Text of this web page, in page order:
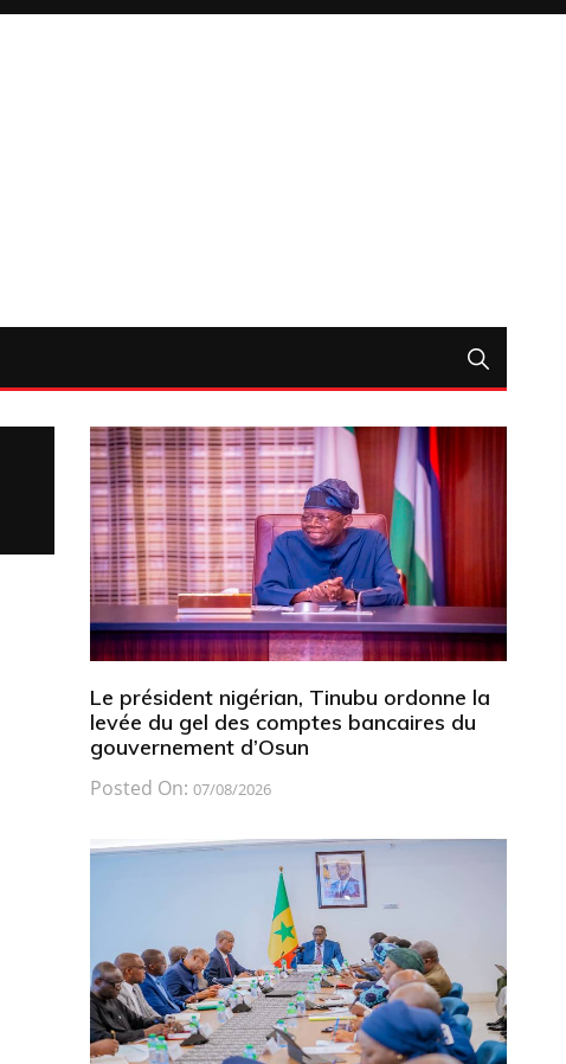
Le président nigérian, Tinubu ordonne la
levée du gel des comptes bancaires du
gouvernement d’Osun
Posted On: 07/08/2026